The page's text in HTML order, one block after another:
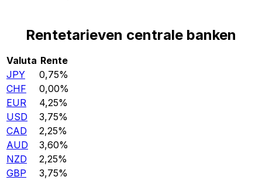
Rentetarieven centrale banken
Valuta Rente
JPY
0,75%
CHF
0,00%
EUR
4,25%
USD
3,75%
CAD
2,25%
AUD
3,60%
NZD
2,25%
GBP
3,75%